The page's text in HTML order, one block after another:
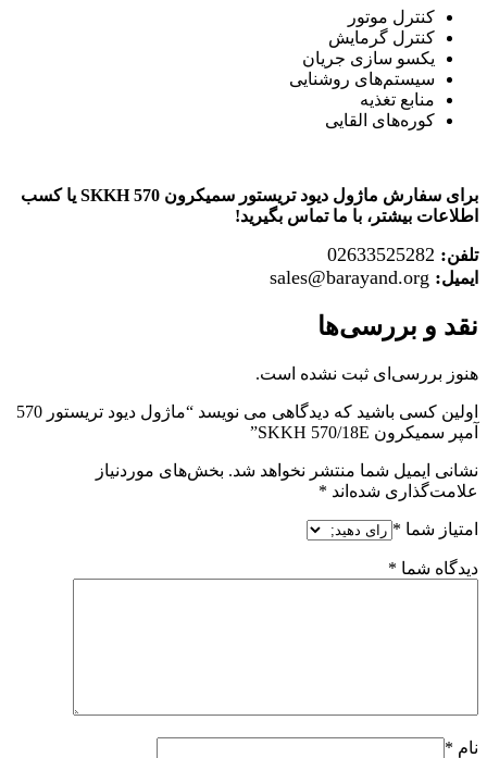
کنترل موتور
کنترل گرمایش
یکسو سازی جریان
سیستم‌های روشنایی
منابع تغذیه
کوره‌های القایی
برای سفارش ماژول دیود تریستور سمیکرون SKKH 570 یا کسب
اطلاعات بیشتر، با ما تماس بگیرید!
تلفن:
02633525282
ایمیل:
sales@barayand.org
نقد و بررسی‌ها
هنوز بررسی‌ای ثبت نشده است.
اولین کسی باشید که دیدگاهی می نویسد “ماژول دیود تریستور 570
آمپر سمیکرون SKKH 570/18E”
نشانی ایمیل شما منتشر نخواهد شد. بخش‌های موردنیاز
علامت‌گذاری شده‌اند *
امتیاز شما *
دیدگاه شما *
نام *